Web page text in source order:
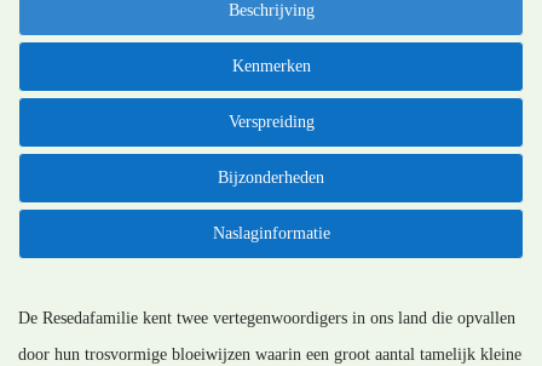
Beschrijving
Kenmerken
Verspreiding
Bijzonderheden
Naslaginformatie
De Resedafamilie kent twee vertegenwoordigers in ons land die opvallen
door hun trosvormige bloeiwijzen waarin een groot aantal tamelijk kleine